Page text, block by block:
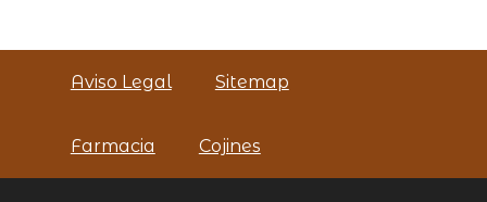
Aviso Legal Sitemap
Farmacia Cojines